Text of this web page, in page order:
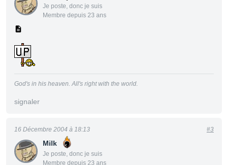
Je poste, donc je suis
Membre depuis 23 ans
God's in his heaven. All's right with the world.
signaler
Milk
Je poste, donc je suis
Membre depuis 23 ans
16 Décembre 2004 à 18:13 #3